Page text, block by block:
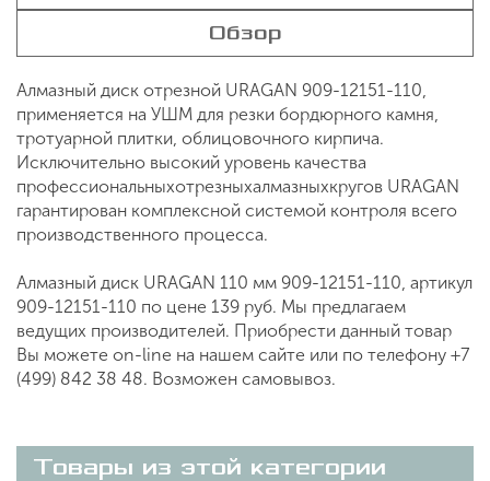
Обзор
Алмазный диск отрезной URAGAN 909-12151-110,
применяется на УШМ для резки бордюрного камня,
тротуарной плитки, облицовочного кирпича.
Исключительно высокий уровень качества
профессиональныхотрезныхалмазныхкругов URAGAN
гарантирован комплексной системой контроля всего
производственного процесса.
Алмазный диск URAGAN 110 мм 909-12151-110, артикул
909-12151-110 по цене 139 руб. Мы предлагаем
ведущих производителей. Приобрести данный товар
Вы можете on-line на нашем сайте или по телефону +7
(499) 842 38 48. Возможен самовывоз.
Товары из этой категории